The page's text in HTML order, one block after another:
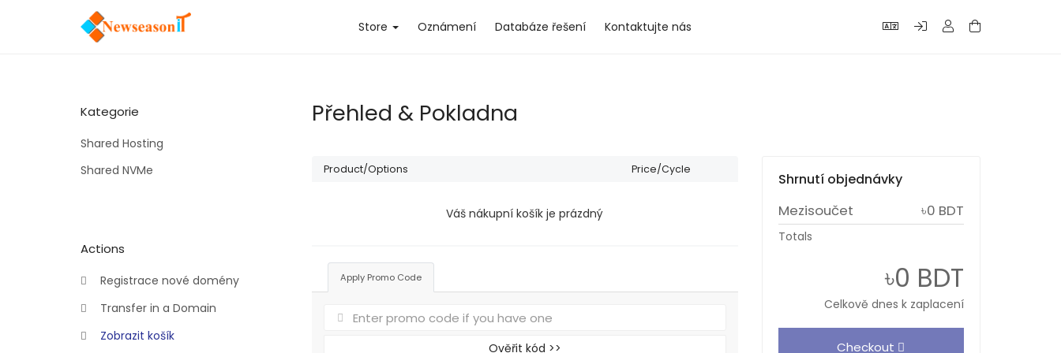
Store Oznámení Databáze řešení Kontaktujte nás
Kategorie
Shared Hosting
Shared NVMe
Actions
Registrace nové domény
Transfer in a Domain
Zobrazit košík
Přehled & Pokladna
Product/Options Price/Cycle
Váš nákupní košík je prázdný
Apply Promo Code
Ověřit kód >>
Shrnutí objednávky
Mezisoučet ৳0 BDT
Totals
৳0 BDT
Celkově dnes k zaplacení
Checkout